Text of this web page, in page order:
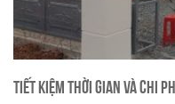
Tiết Kiệm Thời Gian và Chi